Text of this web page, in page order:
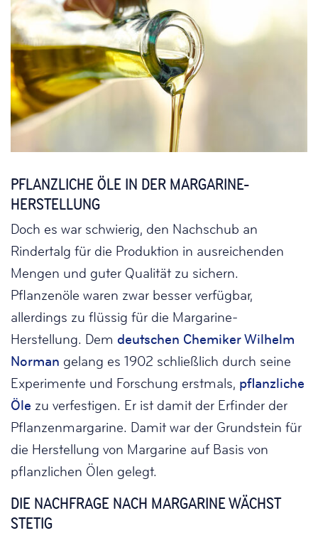
PFLANZLICHE ÖLE IN DER MARGARINE-
HERSTELLUNG
Doch es war schwierig, den Nachschub an
Rindertalg für die Produktion in ausreichenden
Mengen und guter Qualität zu sichern.
Pflanzenöle waren zwar besser verfügbar,
allerdings zu flüssig für die Margarine-
Herstellung. Dem deutschen Chemiker Wilhelm
Norman gelang es 1902 schließlich durch seine
Experimente und Forschung erstmals, pflanzliche
Öle zu verfestigen. Er ist damit der Erfinder der
Pflanzenmargarine. Damit war der Grundstein für
die Herstellung von Margarine auf Basis von
pflanzlichen Ölen gelegt.
DIE NACHFRAGE NACH MARGARINE WÄCHST
STETIG